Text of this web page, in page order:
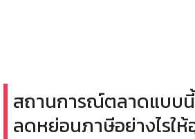
สถานการณ์ตลาดแบบ
ลดหย่อนภาษีอย่างไรให้